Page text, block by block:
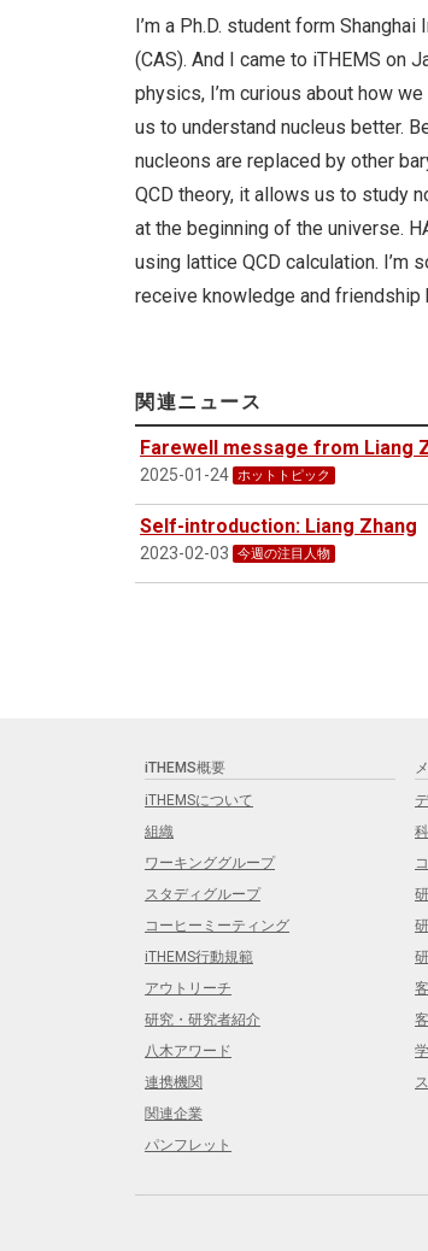
I’m a Ph.D. student form
(CAS). And I came to iTHEMS on
physics, I’m curious about how
us to understand nucleus better.
nucleons are replaced by other
QCD theory, it allows us to study
at the beginning of the universe.
using lattice QCD calculation. I’m
receive knowledge and friendship
関連ニュース
Farewell message from Liang
2025-01-24 ホットトピック
Self-introduction: Liang Zhang
2023-02-03 今週の注目人物
iTHEMS概要
iTHEMSについて
組織
ワーキンググループ
スタディグループ
コーヒーミーティング
iTHEMS行動規範
アウトリーチ
研究・研究者紹介
八木アワード
連携機関
関連企業
パンフレット